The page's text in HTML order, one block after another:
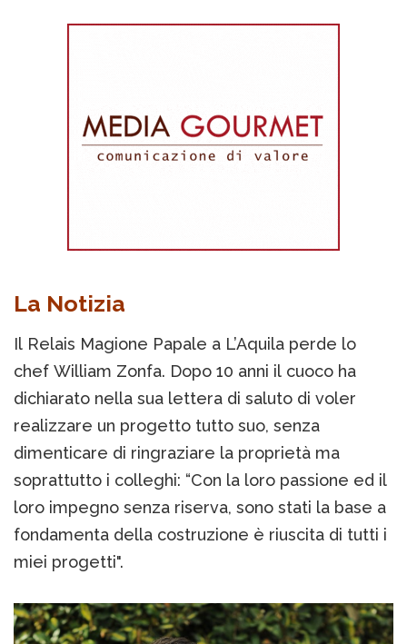
La Notizia
Il Relais Magione Papale a L’Aquila perde lo
chef William Zonfa. Dopo 10 anni il cuoco ha
dichiarato nella sua lettera di saluto di voler
realizzare un progetto tutto suo, senza
dimenticare di ringraziare la proprietà ma
soprattutto i colleghi: “Con la loro passione ed il
loro impegno senza riserva, sono stati la base a
fondamenta della costruzione è riuscita di tutti i
miei progetti".